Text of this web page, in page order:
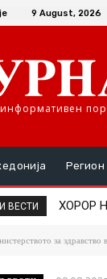
9 August, 2026
Регион
ВЕСТИ ХОРОР НА
за